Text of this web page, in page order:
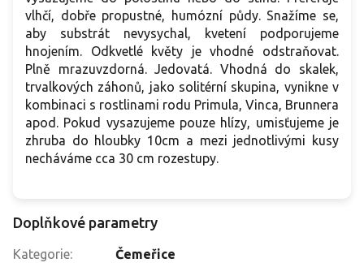
vlhčí, dobře propustné, humózní půdy. Snažíme se,
aby substrát nevysychal, kvetení podporujeme
hnojením. Odkvetlé květy je vhodné odstraňovat.
Plně mrazuvzdorná. Jedovatá. Vhodná do skalek,
trvalkových záhonů, jako solitérní skupina, vynikne v
kombinaci s rostlinami rodu Primula, Vinca, Brunnera
apod. Pokud vysazujeme pouze hlízy, umisťujeme je
zhruba do hloubky 10cm a mezi jednotlivými kusy
necháváme cca 30 cm rozestupy.
Doplňkové parametry
Kategorie:
Čemeřice